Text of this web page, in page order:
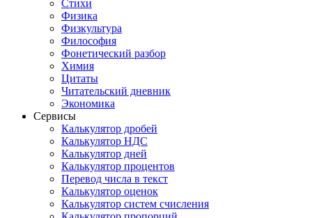
Стихи
Физика
Физкультура
Философия
Фонетический разбор
Химия
Цитаты
Читательский дневник
Экономика
Сервисы
Калькулятор дробей
Калькулятор НДС
Калькулятор дней
Калькулятор процентов
Перевод числа в текст
Калькулятор оценок
Калькулятор систем счисления